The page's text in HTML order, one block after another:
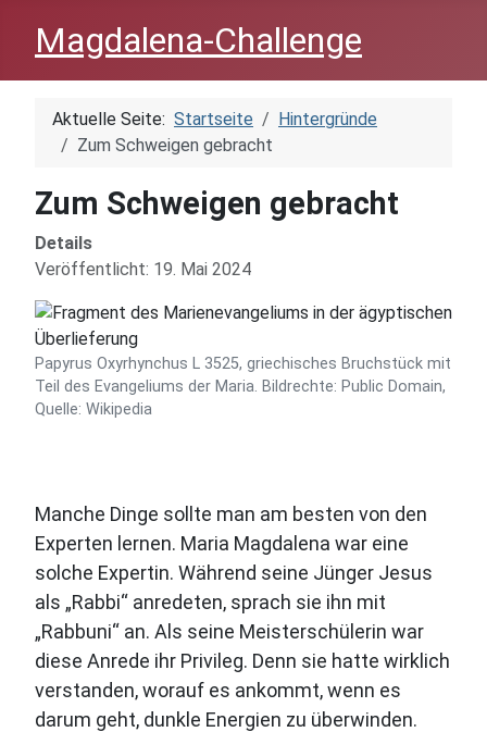
Magdalena-Challenge
Aktuelle Seite: Startseite
Hintergründe
Zum Schweigen gebracht
Zum Schweigen gebracht
Details
Veröffentlicht: 19. Mai 2024
Papyrus Oxyrhynchus L 3525, griechisches Bruchstück mit
Teil des Evangeliums der Maria. Bildrechte: Public Domain,
Quelle: Wikipedia
Manche Dinge sollte man am besten von den
Experten lernen. Maria Magdalena war eine
solche Expertin. Während seine Jünger Jesus
als „Rabbi“ anredeten, sprach sie ihn mit
„Rabbuni“ an. Als seine Meisterschülerin war
diese Anrede ihr Privileg. Denn sie hatte wirklich
verstanden, worauf es ankommt, wenn es
darum geht, dunkle Energien zu überwinden.